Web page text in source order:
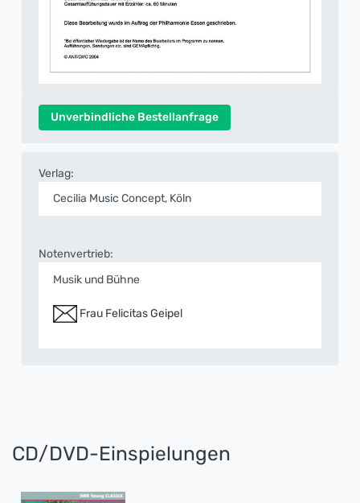
Unverbindliche Bestellanfrage
Verlag:
Cecilia Music Concept, Köln
Notenvertrieb:
Musik und Bühne
Frau Felicitas Geipel
CD/DVD-Einspielungen